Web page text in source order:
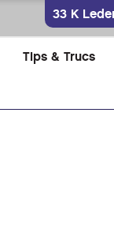
33 K
Tips & Trucs